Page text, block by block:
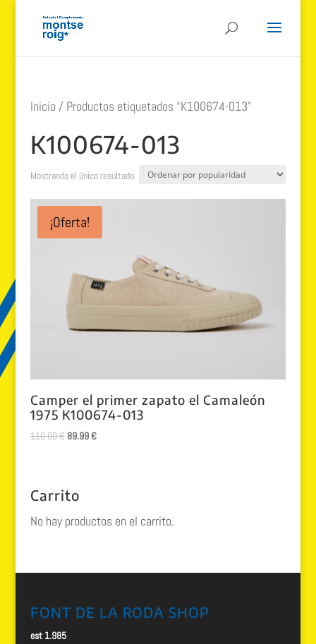
Inicio / Productos etiquetados “K100674-013”
K100674-013
Mostrando el único resultado
¡Oferta!
Camper el primer zapato el Camaleón
1975 K100674-013
110.00€ El
110.00 €.
89.99€El
Carrito
No hay productos en el carrito.
FONT DE LA RODA SHOP
est 1.985